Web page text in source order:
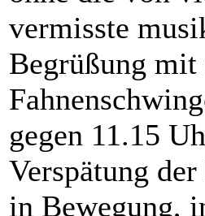
vermisste
Begrüßung mit
gegen 11.15
Verspätung
in Bewegung,